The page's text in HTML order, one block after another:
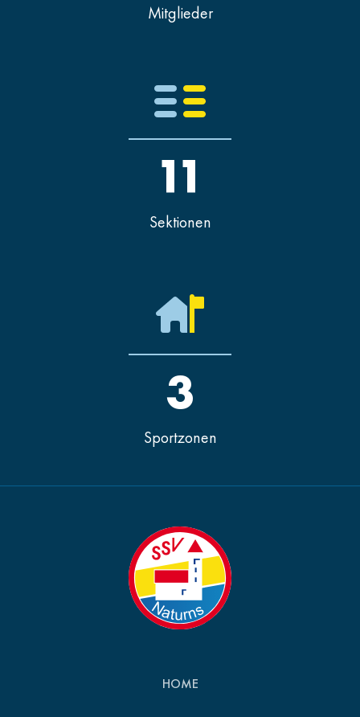
Mitglieder
Sektionen
11
Sportzonen
3
HOME